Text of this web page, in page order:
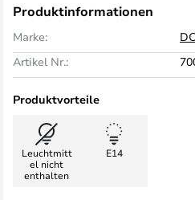
Produktinformationen
Marke:
Artikel Nr.:
Produktvorteile
Leuchtmitt
el nicht
enthalten
E14